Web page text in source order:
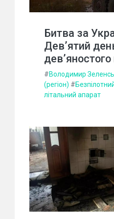
Битва за
Дев’ятий
#Володимир
(регіон) #
літальний апарат